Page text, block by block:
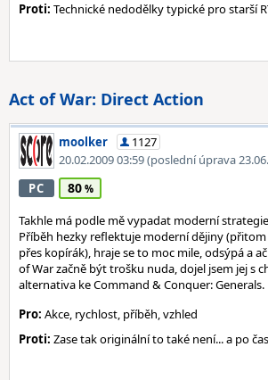
Proti: Technické nedodělky typické pro starší
Act of War: Direct Action
moolker
1127
20.02.2009 03:59(poslední úprava
PC 80
Takhle má podle mě vypadat moderní
Příběh hezky reflektuje moderní dějiny (přitom
přes kopírák), hraje se to moc mile, odsýpá a
of War začně být trošku nuda, dojel jsem jej s
alternativa ke Command & Conquer: Generals.
Pro: Akce, rychlost, příběh, vzhled
Proti: Zase tak originální to také není... a po